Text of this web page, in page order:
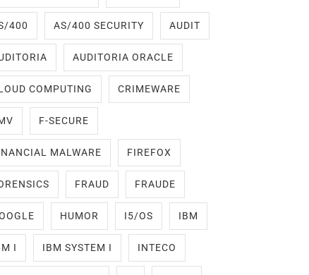
400 AS/400 SECURITY AUDIT
AUDITORIA ORACLE
COMPUTING CRIMEWARE
F-SECURE
MALWARE FIREFOX
FRAUD FRAUDE
HUMOR I5/OS IBM
I IBM SYSTEM I INTECO